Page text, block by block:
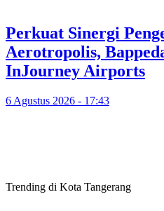
Perkuat Sinergi
Aerotropolis,
InJourney Airports
6 Agustus 2026 - 17:43
Trending di Kota Tangerang